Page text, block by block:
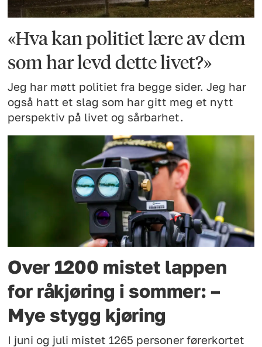
«Hva kan politiet lære av dem
som har levd dette livet?»
Jeg har møtt politiet fra begge sider. Jeg har
også hatt et slag som har gitt meg et nytt
perspektiv på livet og sårbarhet.
Over 1200 mistet lappen
for råkjøring i sommer: –
Mye stygg kjøring
I juni og juli mistet 1265 personer førerkortet